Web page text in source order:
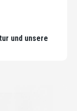
und unsere